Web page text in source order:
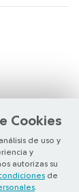
Cookies
de uso y
y
autorizas su
de